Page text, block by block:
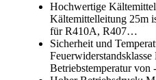
Hochwertige
Kältemittelleitung 25m
für R410A, R407…
Sicherheit und
Betriebstemperatur